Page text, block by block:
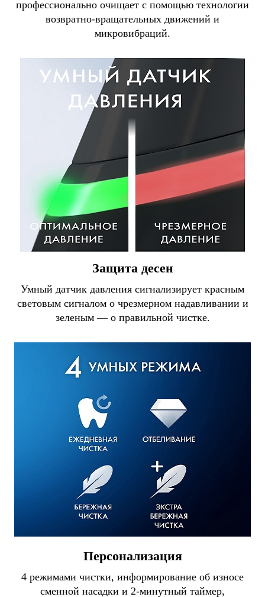
профессионально очищает с помощью технологии
возвратно-вращательных движений и
микровибраций.
Защита десен
Умный датчик давления сигнализирует красным
световым сигналом о чрезмерном надавливании и
зеленым — о правильной чистке.
Персонализация
4 режимами чистки, информирование об износе
сменной насадки и 2-минутный таймер,